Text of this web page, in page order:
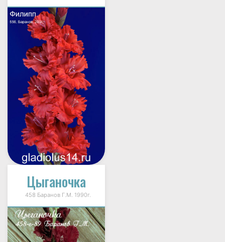
Цыганочка
458 Баранов Г.М. 1990г.